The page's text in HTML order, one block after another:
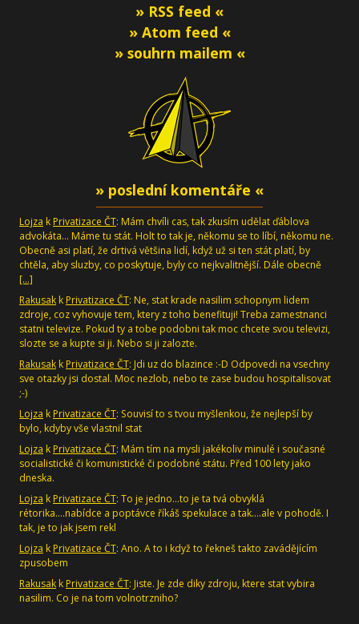
» RSS feed «
» Atom feed «
» souhrn mailem «
» poslední komentáře «
Lojza k Privatizace ČT: Mám chvíli cas, tak zkusím udělat ďáblova
advokáta... Máme tu stát. Holt to tak je, někomu se to líbí, někomu ne.
Obecně asi platí, že drtivá většina lidí, když už si ten stát platí, by
chtěla, aby sluzby, co poskytuje, byly co nejkvalitnější. Dále obecně
[…]
Rakusak k Privatizace ČT: Ne, stat krade nasilim schopnym lidem
zdroje, coz vyhovuje tem, ktery z toho benefituji! Treba zamestnanci
statni televize. Pokud ty a tobe podobni tak moc chcete svou televizi,
slozte se a kupte si ji. Nebo si ji zalozte.
Rakusak k Privatizace ČT: Jdi uz do blazince :-D Odpovedi na vsechny
sve otazky jsi dostal. Moc nezlob, nebo te zase budou hospitalisovat
;-)
Lojza k Privatizace ČT: Souvisí to s tvou myšlenkou, že nejlepší by
bylo, kdyby vše vlastnil stat
Lojza k Privatizace ČT: Mám tím na mysli jakékoliv minulé i současné
socialistické či komunistické či podobné státu. Před 100 lety jako
dneska.
Lojza k Privatizace ČT: To je jedno...to je ta tvá obvyklá
rétorika....nabídce a poptávce říkáš spekulace a tak....ale v pohodě. I
tak, je to jak jsem rekl
Lojza k Privatizace ČT: Ano. A to i když to řekneš takto zavádějícím
zpusobem
Rakusak k Privatizace ČT: Jiste. Je zde diky zdroju, ktere stat vybira
nasilim. Co je na tom volnotrzniho?